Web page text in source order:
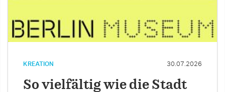
KREATION 30.07.2026
So vielfältig wie die Stadt